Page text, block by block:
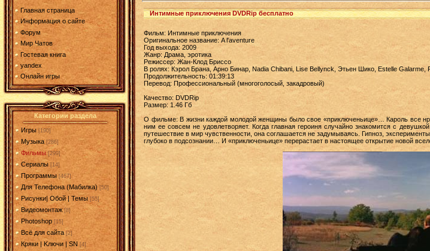
Главная страница
Информация о сайте
Форум
Мир Чатов
Гостевая книга
yandex
Онлайн игры
Категории раздела
Игры [190]
Музыка [286]
Фильмы [299]
Сериалы [14]
Программы [467]
Для Телефона (Мабилка) [50]
Рисунки| Обой | Темы [55]
Видеомонтаж [8]
Photoshop [15]
Всё для сайта [2]
Кряки | Kлючи | SN [4]
Интимные приключения DVDRip бесплатно
Фильм: Интимные приключения
Оригинальное название: A l'aventure
Год выхода: 2009
Жанр: Драма, эротика
Режиссер: Жан-Клод Бриссо
В ролях: Кэрол Брана, Арно Бинар, Nadia Chibani, Lise Bellynck, Этьен Шико, Estelle
Продолжительность: 01:39:13
Перевод: Профессиональный (многоголосый, закадровый)
Качество: DVDRip
Размер: 1.46 Гб
О фильме: В жизни каждой молодой женщины было свое «приключеньице»… Кароль все
ним ее совсем не удовлетворяет. Когда главная героиня случайно знакомится с
путешествие в мир чувственности, она соглашается не задумываясь. Гипноз,
глубоко в подсознании… И «приключеньице» перерастает в настоящее открытие новой